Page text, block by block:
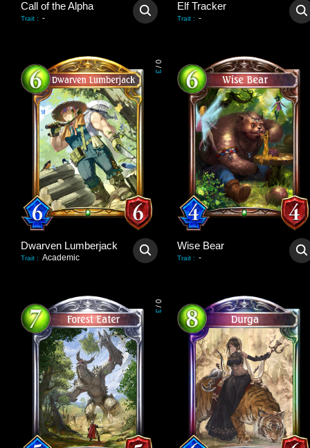
Call of the Alpha
Trait : -
Elf Tracker
Trait : -
0
/
3
Dwarven Lumberjack
Trait : Academic
Wise Bear
Trait : -
0
/
3